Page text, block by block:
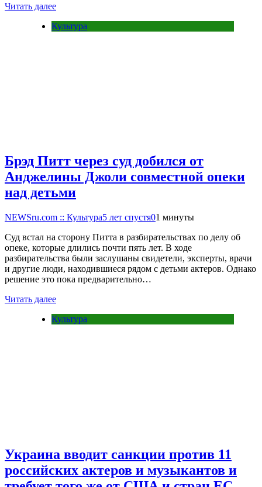
Читать далее
Культура
Брэд Питт через суд добился от
Анджелины Джоли совместной опеки
над детьми
NEWSru.com :: Культура5 лет спустя01 минуты
Суд встал на сторону Питта в разбирательствах по делу об
опеке, которые длились почти пять лет. В ходе
разбирательства были заслушаны свидетели, эксперты, врачи
и другие люди, находившиеся рядом с детьми актеров. Однако
решение это пока предварительно…
Читать далее
Культура
Украина вводит санкции против 11
российских актеров и музыкантов и